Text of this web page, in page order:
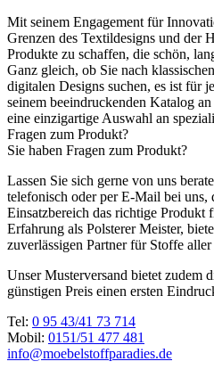
Mit seinem Engagement für
Grenzen des Textildesigns und der
Produkte zu schaffen, die schön,
Ganz gleich, ob Sie nach
digitalen Designs suchen, es ist für
seinem beeindruckenden Katalog
eine einzigartige Auswahl an
Fragen zum Produkt?
Sie haben Fragen zum Produkt?
Lassen Sie sich gerne von uns
telefonisch oder per E-Mail bei
Einsatzbereich das richtige Produkt
Erfahrung als Polsterer Meister,
zuverlässigen Partner für Stoffe
Unser Musterversand bietet zudem
günstigen Preis einen ersten
Tel: 0 95 43/41 73 714
Mobil: 0151/51 477 481
info@moebelstoffparadies.de